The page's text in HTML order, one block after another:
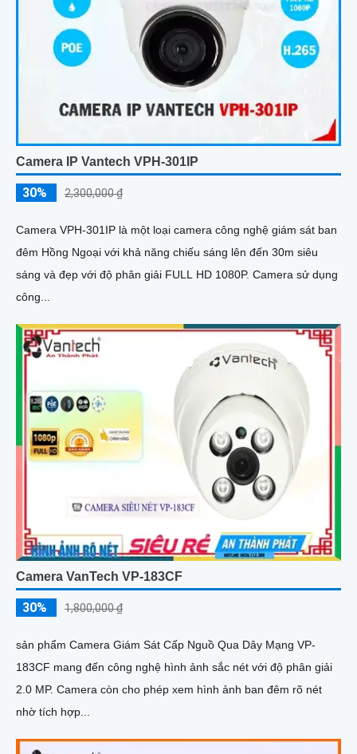
Camera IP Vantech VPH-301IP
30% 2,300,000 ₫
Camera VPH-301IP là một loại camera công nghệ giám sát ban
đêm Hồng Ngoại với khả năng chiếu sáng lên đến 30m siêu
sáng và đẹp với độ phân giải FULL HD 1080P. Camera sử dụng
công...
Camera VanTech VP-183CF
30% 1,800,000 ₫
sản phẩm Camera Giám Sát Cấp Nguồ Qua Dây Mạng VP-
183CF mang đến công nghệ hình ảnh sắc nét với độ phân giải
2.0 MP. Camera còn cho phép xem hình ảnh ban đêm rõ nét
nhờ tích hợp...